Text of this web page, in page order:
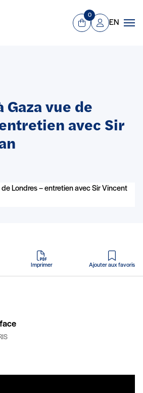
Panier
0
Mon compte
EN
Gaza vue de
avec Sir
Imprimer
en PDF
Ajouter aux favoris